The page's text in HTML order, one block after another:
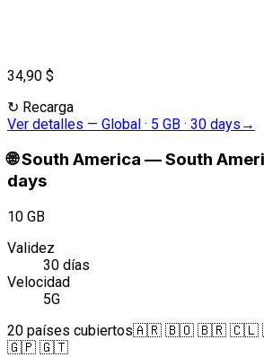
34,90 $
↻ Recarga
Ver detalles — Global · 5 GB · 30 days →
🌐South America —South
days
10 GB
Validez
30 días
Velocidad
5G
20 países cubiertos🇦🇷 🇧🇴 🇧🇷 🇨🇱
🇬🇵 🇬🇹